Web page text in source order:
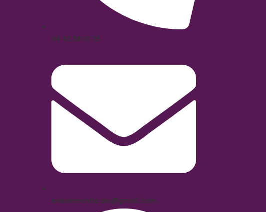
04 42 38 10 73
evenementia.aix@gmail.com